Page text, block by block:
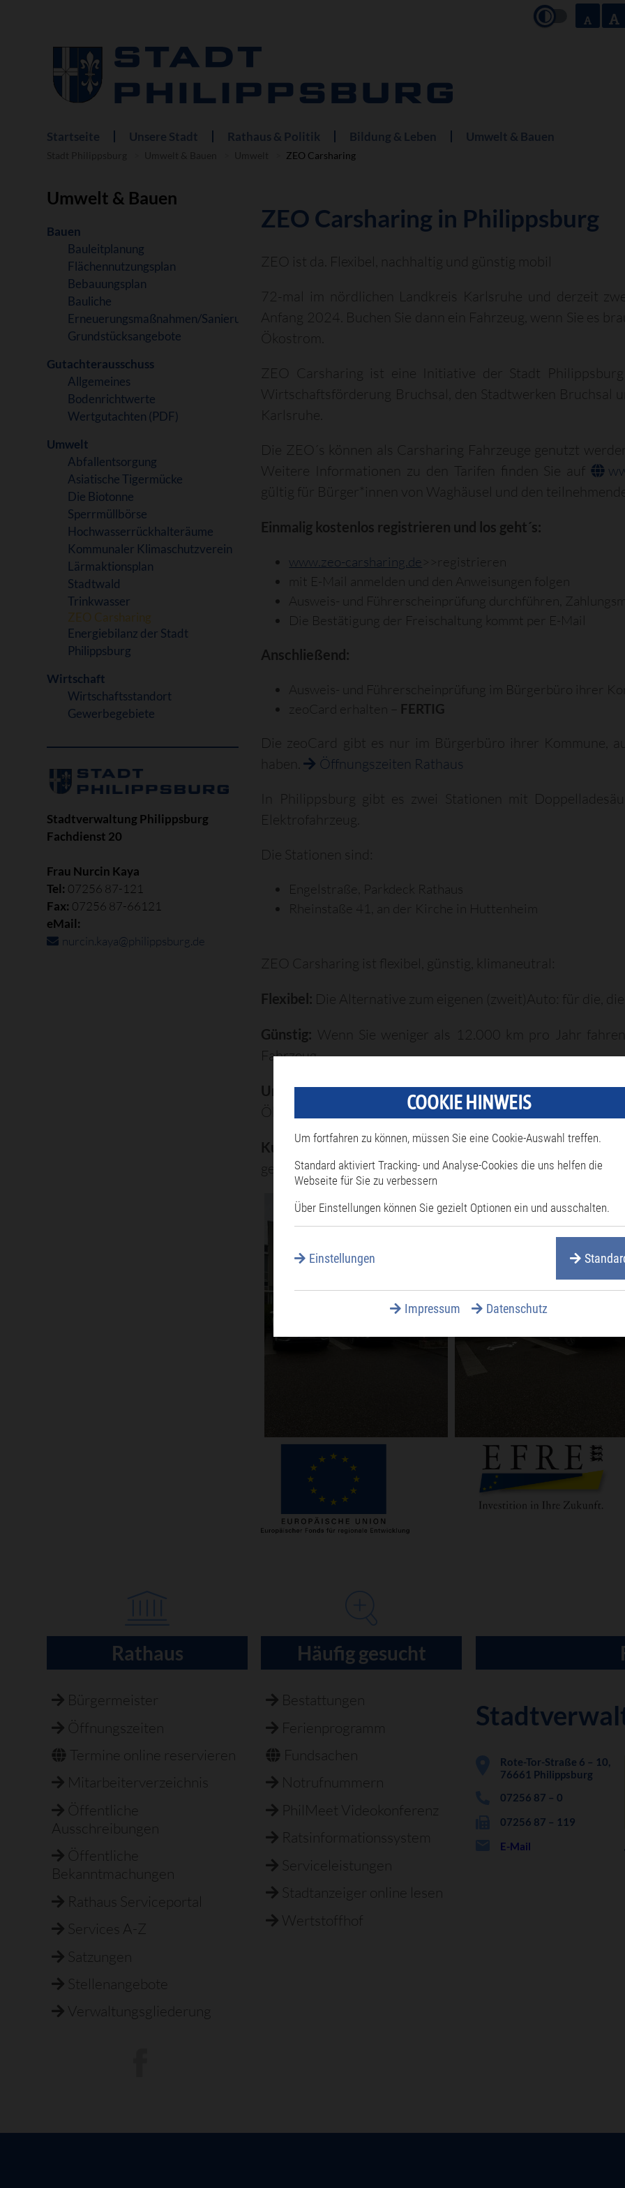
Navigation
überspringen
Startseite Unsere Stadt Rathaus & Politik Bildung & Leben Umwelt & Bauen
ZEO Carsharing
Umwelt & Bauen
Navigation
überspringen
Bauen
Bauleitplanung
Flächennutzungsplan
Bebauungsplan
Bauliche
Erneuerungsmaßnahmen/Sanierung
Grundstücksangebote
Gutachterausschuss
Allgemeines
Bodenrichtwerte
Wertgutachten (PDF)
Umwelt
Abfallentsorgung
Asiatische Tigermücke
Die Biotonne
Sperrmüllbörse
Hochwasserrückhalteräume
Kommunaler Klimaschutzverein
Lärmaktionsplan
Stadtwald
Trinkwasser
ZEO Carsharing
Energiebilanz der Stadt
Philippsburg
Wirtschaft
Wirtschaftsstandort
Gewerbegebiete
Stadtverwaltung Philippsburg
Fachdienst 20
Frau Nurcin Kaya
Tel: 07256 87-121
Fax: 07256 87-66121
eMail:
nurcin.kaya@philippsburg.de
ZEO Carsharing in Philippsburg
ZEO ist da. Flexibel, nachhaltig und günstig mobil
72-mal im nördlichen Landkreis Karlsruhe und derzeit
Anfang 2024. Buchen Sie dann ein Fahrzeug, wenn Sie es
Ökostrom.
ZEO Carsharing ist eine Initiative der Stadt
Wirtschaftsförderung Bruchsal, den Stadtwerken Bruchsal
Karlsruhe.
Die ZEO´s können als Carsharing Fahrzeuge genutzt
Weitere Informationen zu den Tarifen finden Sie auf
gültig für Bürger*innen von Waghäusel und den
Einmalig kostenlos registrieren und los geht´s:
www.zeo-carsharing.de >>registrieren
mit E-Mail anmelden und den Anweisungen folgen
Ausweis- und Führerscheinprüfung durchführen,
Die Bestätigung der Freischaltung kommt per E-Mail
Anschließend:
Ausweis- und Führerscheinprüfung im Bürgerbüro ihrer
zeoCard erhalten – FERTIG
Die zeoCard gibt es nur im Bürgerbüro ihrer Kommune,
haben.
Öffnungszeiten Rathaus
In Philippsburg gibt es zwei Stationen mit
Elektrofahrzeug.
Die Stationen sind:
Engelstraße, Parkdeck Rathaus
Rheinstaße 41, an der Kirche in Huttenheim
ZEO Carsharing ist flexibel, günstig, klimaneutral:
Flexibel: Die Alternative zum eigenen (zweit)Auto: für die,
Günstig: Wenn Sie weniger als 12.000 km pro Jahr
Fahrzeug.
Umweltfreundlich:Keine klimaschädlichen Abgase.
Ökostrom.
Kundenfreundlich:Keine Service- oder Fixkosten. Kein
gefahrene Strecke.
Rathaus
Bürgermeister
Öffnungszeiten
Termine online reservieren
Mitarbeiterverzeichnis
Öffentliche
Ausschreibungen
Öffentliche
Bekanntmachungen
Rathaus Serviceportal
Services A-Z
Satzungen
Stellenangebote
Verwaltungsgliederung
Häufig gesucht
Bestattungen
Ferienprogramm
Fundsachen
Notrufnummern
PhilMeet Videokonferenz
Ratsinformationssystem
Serviceleistungen
Stadtanzeiger online lesen
Wertstoffhof
Rote-Tor-Straße 6 – 10,
76661 Philippsburg
07256 87 – 0
07256 87 – 119
E-Mail
COOKIE HINWEIS
Um fortfahren zu können, müssen Sie eine Cookie-Auswahl treffen.
Standard aktiviert Tracking- und Analyse-Cookies die uns helfen die
Webseite für Sie zu verbessern
Über Einstellungen können Sie gezielt Optionen ein und ausschalten.
Einstellungen
Impressum Datenschutz